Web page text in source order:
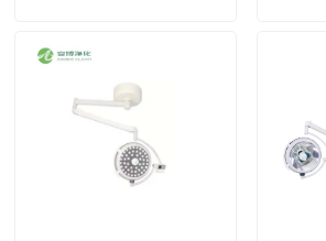
우리에 대하여